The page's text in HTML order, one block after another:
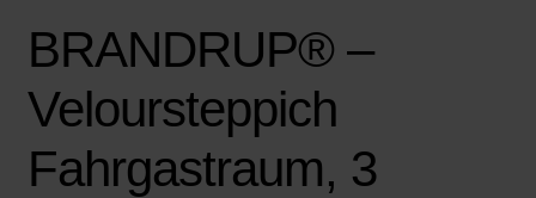
BRANDRUP® –
Veloursteppich
Fahrgastraum, 3